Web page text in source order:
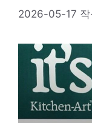
2026-05-17